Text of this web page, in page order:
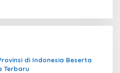
di Indonesia Beserta
Terbaru